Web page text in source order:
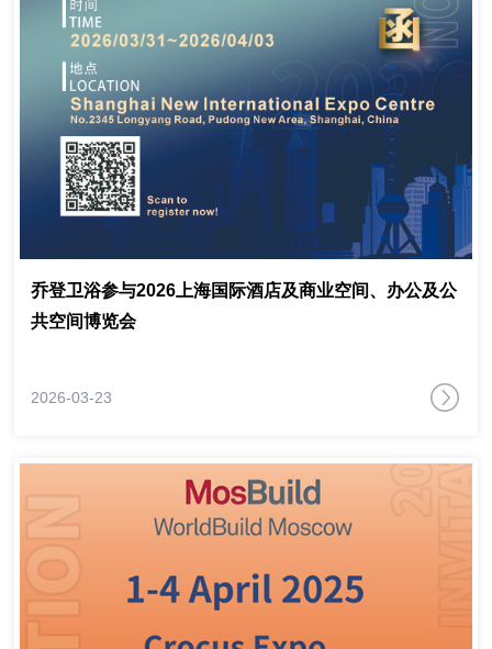
乔登卫浴参与2026上海国际酒店及商业空间、办公及公
共空间博览会
2026-03-23